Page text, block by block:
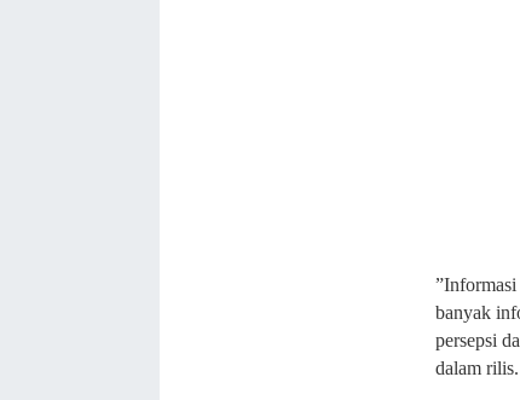
banyak
persepsi
dalam rilis.